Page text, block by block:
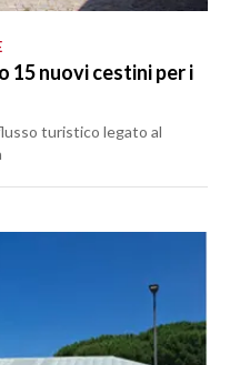
15 nuovi cestini per i
turistico legato al